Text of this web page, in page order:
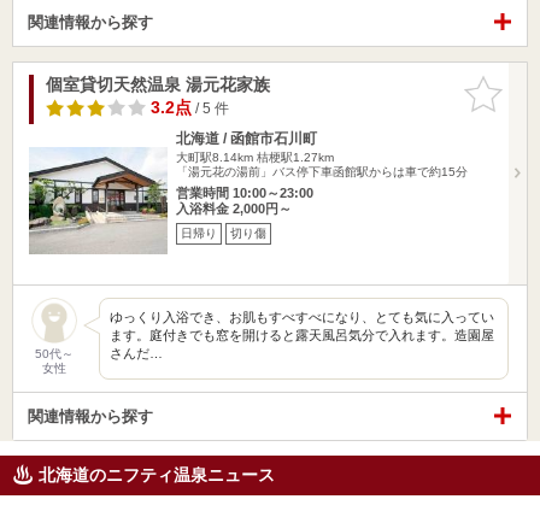
関連情報から探す
お気に入
りに追加
個室貸切天然温泉 湯元花家族
3.2点/ 5 件
北海道 / 函館市石川町
大町駅8.14km 桔梗駅1.27km
「湯元花の湯前」バス停下車函館駅からは車で約15分
営業時間 10:00～23:00
入浴料金 2,000円～
日帰り 切り傷
50代～
女性
ゆっくり入浴でき、お肌もすべすべになり、とても気に入ってい
ます。庭付きでも窓を開けると露天風呂気分で入れます。造園屋
さんだ…
関連情報から探す
北海道のニフティ温泉ニュース